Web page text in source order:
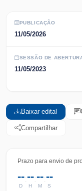
PUBLICAÇÃO
11/05/2026
SESSÃO DE
11/05/2023
Baixar edital
Compartilhar
Prazo para envio de
--
D
--
H
--
M
--
S